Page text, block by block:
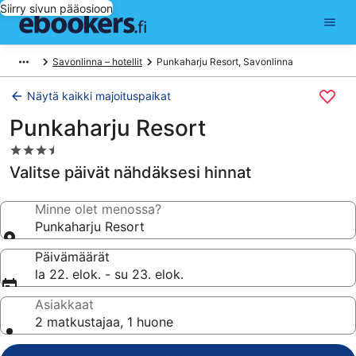
Siirry sivun pääosioon
Savonlinna – hotellit Punkaharju Resort, Savonlinna
Näytä kaikki majoituspaikat
Punkaharju Resort
3.5
tähden
majoituspaikka
Valitse päivät nähdäksesi hinnat
Minne olet menossa?
Punkaharju Resort
Päivämäärät
la 22. elok. - su 23. elok.
Asiakkaat
2 matkustajaa, 1 huone